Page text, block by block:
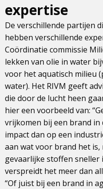
expertise
De verschillende partijen
hebben verschillende
Coördinatie commissie
lekken van olie in water
voor het aquatisch milieu
water). Het RIVM geeft
die door de lucht heen
hier een voorbeeld van:
vrijkomen bij een brand in
impact dan op een
aan wat voor brand het
gevaarlijke stoffen
verspreidt het meer dan
“Of juist bij een brand in